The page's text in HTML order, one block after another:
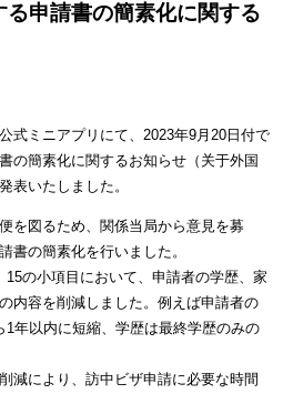
申請書の簡素化に関する
式ミニアプリにて、2023年9月20日付で
の簡素化に関するお知らせ（关于外国
表いたしました。
を図るため、関係当局から意見を募
書の簡素化を行いました。
15の小項目において、申請者の学歴、家
内容を削減しました。例えば申請者の
年以内に短縮、学歴は最終学歴のみの
減により、訪中ビザ申請に必要な時間